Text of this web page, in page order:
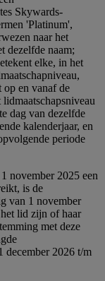
Skywards-
'Platinum',
naar het
dezelfde naam;
elke, in het
op en vanaf de
dag van dezelfde
kalenderjaar, en
periode
november 2025 een
is de
van 1 november
lid zijn of haar
met deze
december 2026 t/m